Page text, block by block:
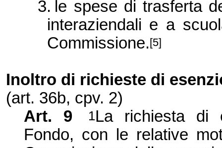
3. le spese di trasferta
interaziendali e a
Commissione.[5]
Inoltro di richieste di
(art. 36b, cpv. 2)
Art. 9
1La richiesta di
Fondo, con le relative